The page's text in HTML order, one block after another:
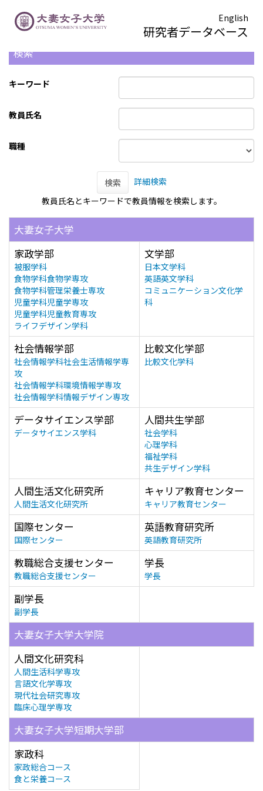
English
研究者データベース
検索
キーワード
教員氏名
職種
検索
詳細検索
教員氏名とキーワードで教員情報を検索します。
大妻女子大学
家政学部
被服学科
食物学科食物学専攻
食物学科管理栄養士専攻
児童学科児童学専攻
児童学科児童教育専攻
ライフデザイン学科
文学部
日本文学科
英語英文学科
コミュニケーション文化学
科
社会情報学部
社会情報学科社会生活情報学専
攻
社会情報学科環境情報学専攻
社会情報学科情報デザイン専攻
比較文化学部
比較文化学科
データサイエンス学部
データサイエンス学科
人間共生学部
社会学科
心理学科
福祉学科
共生デザイン学科
人間生活文化研究所
人間生活文化研究所
キャリア教育センター
キャリア教育センター
国際センター
国際センター
英語教育研究所
英語教育研究所
教職総合支援センター
教職総合支援センター
学長
学長
副学長
副学長
大妻女子大学大学院
人間文化研究科
人間生活科学専攻
言語文化学専攻
現代社会研究専攻
臨床心理学専攻
大妻女子大学短期大学部
家政科
家政総合コース
食と栄養コース